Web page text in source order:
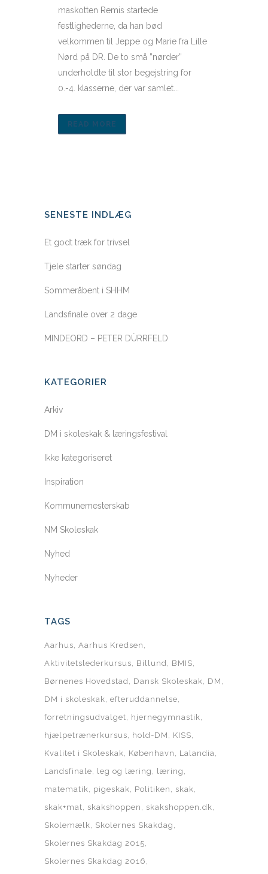
maskotten Remis startede
festlighederne, da han bød
velkommen til Jeppe og Marie fra Lille
Nørd på DR. De to små ”nørder”
underholdte til stor begejstring for
0.-4. klasserne, der var samlet...
READ MORE
SENESTE INDLÆG
Et godt træk for trivsel
Tjele starter søndag
Sommeråbent i SHHM
Landsfinale over 2 dage
MINDEORD – PETER DÜRRFELD
KATEGORIER
Arkiv
DM i skoleskak & læringsfestival
Ikke kategoriseret
Inspiration
Kommunemesterskab
NM Skoleskak
Nyhed
Nyheder
TAGS
Aarhus Aarhus Kredsen
Aktivitetslederkursus
Billund
BMIS
Børnenes Hovedstad
Dansk Skoleskak
DM
DM i skoleskak efteruddannelse
forretningsudvalget
hjernegymnastik
hjælpetrænerkursus
hold-DM
KISS
Kvalitet i Skoleskak
København
Lalandia
Landsfinale
leg og læring
læring
matematik
pigeskak Politiken
skak
skak+mat
skakshoppen
skakshoppen.dk
Skolemælk
Skolernes Skakdag
Skolernes Skakdag 2015
Skolernes Skakdag 2016